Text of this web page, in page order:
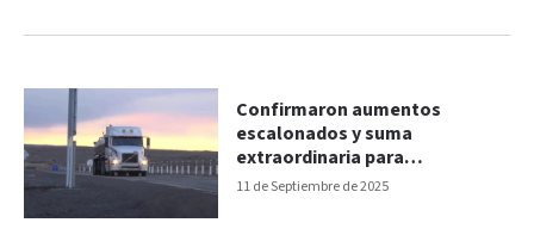
11 de Septiembre de 2025
Confirmaron aumentos
escalonados y suma
extraordinaria para
camioneros